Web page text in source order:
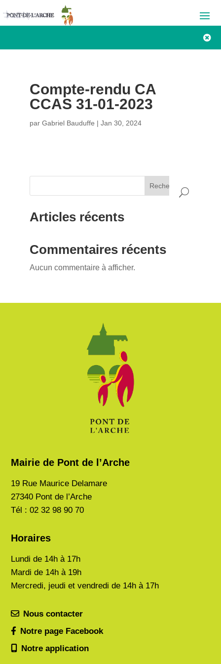

Compte-rendu CA
CCAS 31-01-2023
par Gabriel Bauduffe | Jan 30, 2024
Rechercher
Articles récents
Commentaires récents
Aucun commentaire à afficher.
Mairie de Pont de l’Arche
19 Rue Maurice Delamare
27340 Pont de l’Arche
Tél : 02 32 98 90 70
Horaires
Lundi de 14h à 17h
Mardi de 14h à 19h
Mercredi, jeudi et vendredi de 14h à 17h
Nous contacter
Notre page Facebook
Notre application